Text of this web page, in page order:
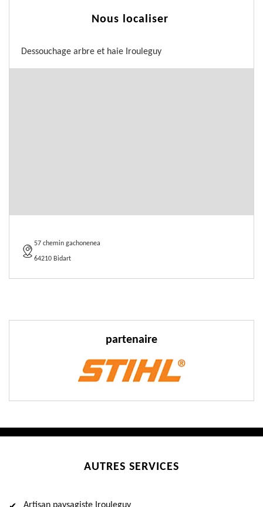
Nous localiser
Dessouchage arbre et haie Irouleguy
57 chemin gachonenea
64210 Bidart
partenaire
AUTRES SERVICES